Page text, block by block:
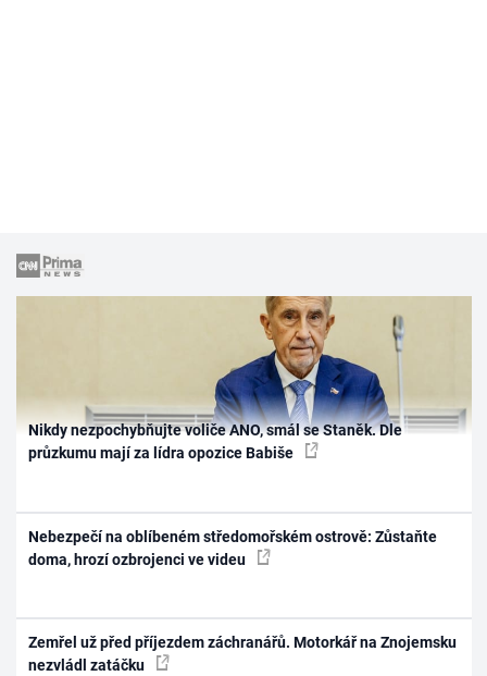
Nikdy nezpochybňujte voliče ANO, smál se Staněk. Dle
průzkumu mají za lídra opozice Babiše
Nebezpečí na oblíbeném středomořském ostrově: Zůstaňte
doma, hrozí ozbrojenci ve videu
Zemřel už před příjezdem záchranářů. Motorkář na Znojemsku
nezvládl zatáčku